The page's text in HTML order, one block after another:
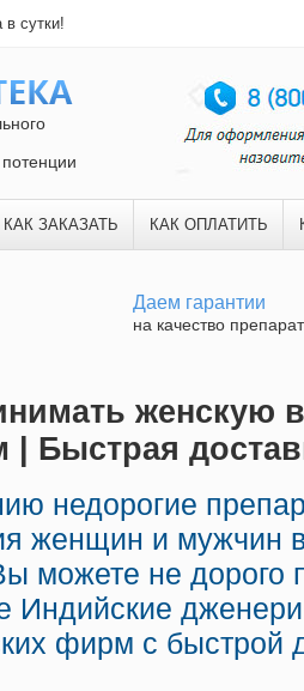
сутки!
КАК ЗАКАЗАТЬ КАК ОПЛАТИТЬ
Даем гарантии
на качество
женскую
Быстрая
недорогие
женщин и мужчин
можете не дорого
Индийские
фирм с быстрой